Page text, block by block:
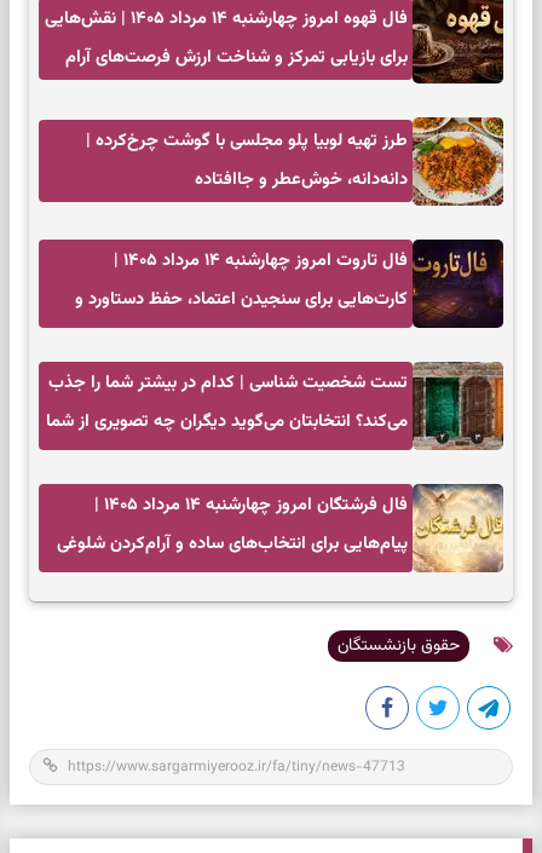
فال قهوه امروز چهارشنبه ۱۴ مرداد ۱۴۰۵ | نقش‌هایی
برای بازیابی تمرکز و شناخت ارزش فرصت‌های آرام
طرز تهیه لوبیا پلو مجلسی با گوشت چرخ‌کرده |
دانه‌دانه، خوش‌عطر و جاافتاده
فال تاروت امروز چهارشنبه ۱۴ مرداد ۱۴۰۵ |
کارت‌هایی برای سنجیدن اعتماد، حفظ دستاورد و
تست شخصیت شناسی | کدام در بیشتر شما را جذب
می‌کند؟ انتخابتان می‌گوید دیگران چه تصویری از شما
فال فرشتگان امروز چهارشنبه ۱۴ مرداد ۱۴۰۵ |
پیام‌هایی برای انتخاب‌های ساده و آرام‌کردن شلوغی
حقوق بازنشستگان